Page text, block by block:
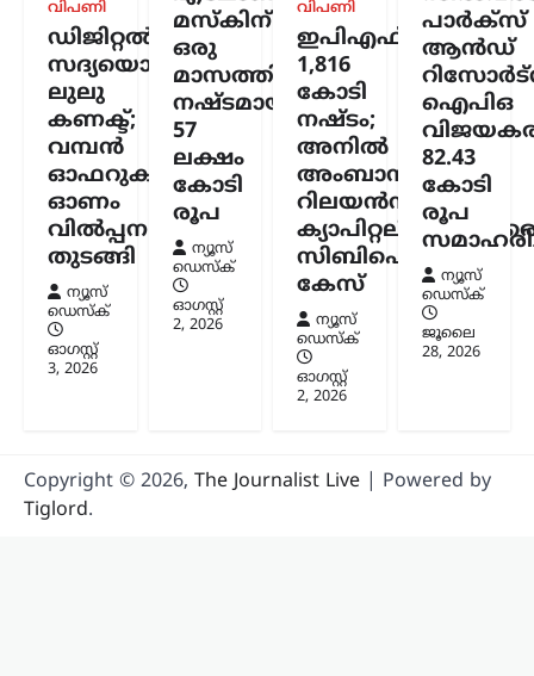
വിപണി
ഡിജിറ്റൽ
സദ്യയൊരുക്കി
ലുലു
കണക്ട്;
വമ്പൻ
ഓഫറുകളുമായി
ഓണം
വിൽപ്പന
തുടങ്ങി
ന്യൂസ്
ഡെസ്ക്
ഓഗസ്റ്റ്‌
3, 2026
മസ്കിന്
ഒരു
മാസത്തിനുള്ളിൽ
നഷ്ടമായത്
57
ലക്ഷം
കോടി
രൂപ
ന്യൂസ്
ഡെസ്ക്
ഓഗസ്റ്റ്‌
2, 2026
വിപണി
ഇപിഎഫ്ഒയ്ക്ക്
1,816
കോടി
നഷ്ടം;
അനിൽ
അംബാനിക്കും
റിലയൻസ്
സിബിഐ
കേസ്
ന്യൂസ്
ഡെസ്ക്
ഓഗസ്റ്റ്‌
2, 2026
പാർക്സ്
ആൻഡ്
ഐപിഒ
82.43
കോടി
രൂപ
ന്യൂസ്
ഡെസ്ക്
ജൂലൈ
28, 2026
Copyright © 2026, The Journalist Live | Powered by
Tiglord.